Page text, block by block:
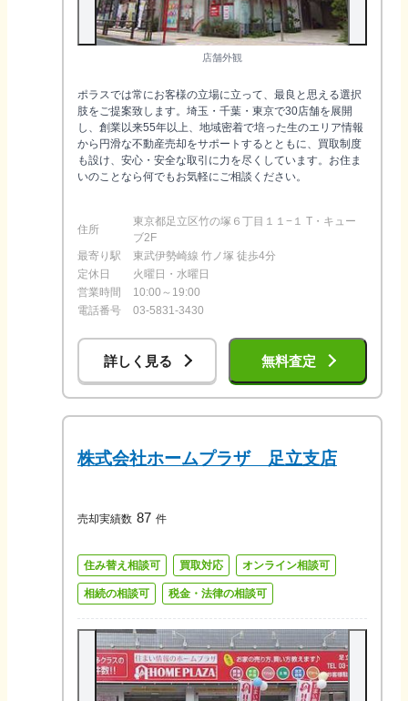
店舗外観
ポラスでは常にお客様の立場に立って、最良と思える選択
肢をご提案致します。埼玉・千葉・東京で30店舗を展開
し、創業以来55年以上、地域密着で培った生のエリア情報
から円滑な不動産売却をサポートするとともに、買取制度
も設け、安心・安全な取引に力を尽くしています。お住ま
いのことなら何でもお気軽にご相談ください。
住所
東京都足立区竹の塚６丁目１１−１ T・キュー
ブ2F
最寄り駅
東武伊勢崎線 竹ノ塚 徒歩4分
定休日
火曜日・水曜日
営業時間
10:00～19:00
電話番号
03-5831-3430
詳しく見る 無料査定
株式会社ホームプラザ 足立支店
売却実績数 87 件
住み替え相談可 買取対応 オンライン相談可
相続の相談可 税金・法律の相談可